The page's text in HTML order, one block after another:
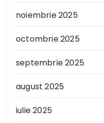
noiembrie 2025
octombrie 2025
septembrie 2025
august 2025
iulie 2025